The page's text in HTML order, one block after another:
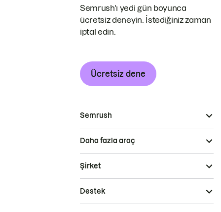
Semrush'ı yedi gün boyunca
ücretsiz deneyin. İstediğiniz zaman
iptal edin.
Ücretsiz dene
Semrush
Daha fazla araç
Şirket
Destek